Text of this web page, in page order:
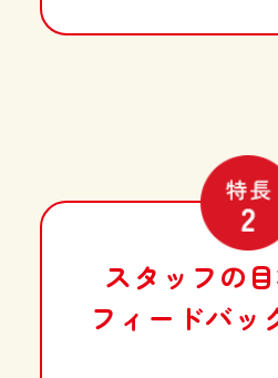
スタッフの
フィードバッ